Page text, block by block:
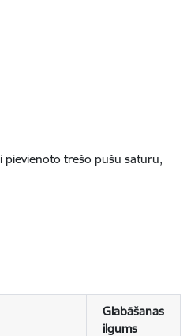
pievienoto trešo pušu saturu,
Glabāšanas
ilgums